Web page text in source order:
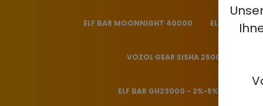
ELF BAR MOONNIGHT 40000 ELF BAR
VOZOL GEAR SISHA 25000 - 0.5%
ELF BAR GH23000 - 2%-5%